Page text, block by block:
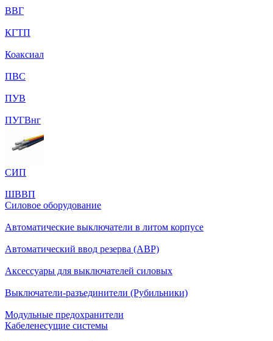
ВВГ
КГТП
Коаксиал
ПВС
ПУВ
ПУГВнг
СИП
ШВВП
Силовое оборудование
Автоматические выключатели в литом корпусе
Автоматический ввод резерва (АВР)
Аксессуары для выключателей силовых
Выключатели-разъединители (Рубильники)
Модульные предохранители
Кабеленесущие системы